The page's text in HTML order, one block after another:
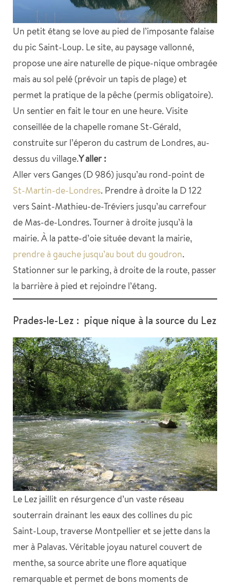
Un petit étang se love au pied de l’imposante falaise
du pic Saint-Loup. Le site, au paysage vallonné,
propose une aire naturelle de pique-nique ombragée
mais au sol pelé (prévoir un tapis de plage) et
permet la pratique de la pêche (permis obligatoire).
Un sentier en fait le tour en une heure. Visite
conseillée de la chapelle romane St-Gérald,
construite sur l’éperon du castrum de Londres, au-
dessus du village.Y aller :
Aller vers Ganges (D 986) jusqu’au rond-point de
St-Martin-de-Londres. Prendre à droite la D 122
vers Saint-Mathieu-de-Tréviers jusqu’au carrefour
de Mas-de-Londres. Tourner à droite jusqu’à la
mairie. À la patte-d’oie située devant la mairie,
prendre à gauche jusqu’au bout du goudron.
Stationner sur le parking, à droite de la route, passer
la barrière à pied et rejoindre l’étang.
Prades-le-Lez : pique nique à la source du Lez
Le Lez jaillit en résurgence d’un vaste réseau
souterrain drainant les eaux des collines du pic
Saint-Loup, traverse Montpellier et se jette dans la
mer à Palavas. Véritable joyau naturel couvert de
menthe, sa source abrite une flore aquatique
remarquable et permet de bons moments de